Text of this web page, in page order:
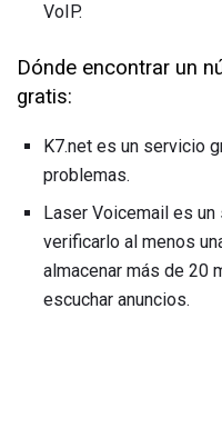
VoIP.
Dónde encontrar un
gratis:
K7.net es un servicio
problemas.
Laser Voicemail es
verificarlo al menos
almacenar más de 20
escuchar anuncios.